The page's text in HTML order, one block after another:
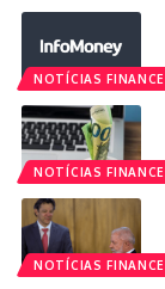
NOTÍCIAS
NOTÍCIAS
NOTÍCIAS